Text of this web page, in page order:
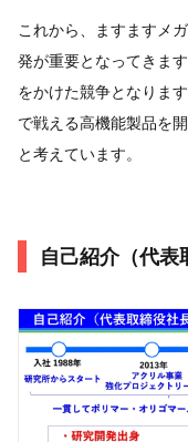
これから、ますますメ
発が重要となってきま
をかけた競争となりま
で戦える高機能製品を
と考えています。
自己紹介（代表